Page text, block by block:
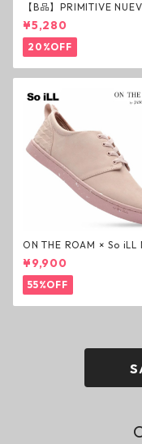
【B品】PRIMITIVE
RIPT HW TEE WHITE ヘ
ウェイトTシャツ ホワイ
リミティブ
¥5,280
20%OFF
ON THE ROAM × So iLL
ck Wino ライフスタイル
ーズ ダーティーピンク オ
ローム ジェイソンモモア
スニーカー
¥9,900
55%OFF